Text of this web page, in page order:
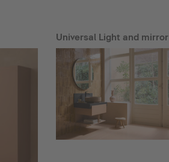
Universal Light and mirror